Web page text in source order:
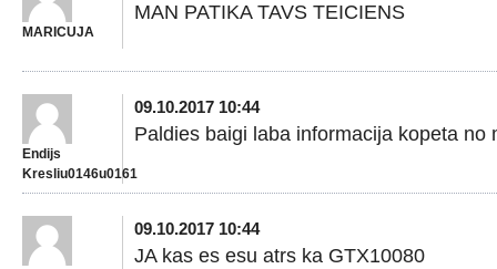
MARICUJA
MAN PATIKA TAVS TEICIENS
Endijs
Kresliu0146u0161
09.10.2017 10:44
Paldies baigi laba informacija kopeta no
09.10.2017 10:44
JA kas es esu atrs ka GTX10080